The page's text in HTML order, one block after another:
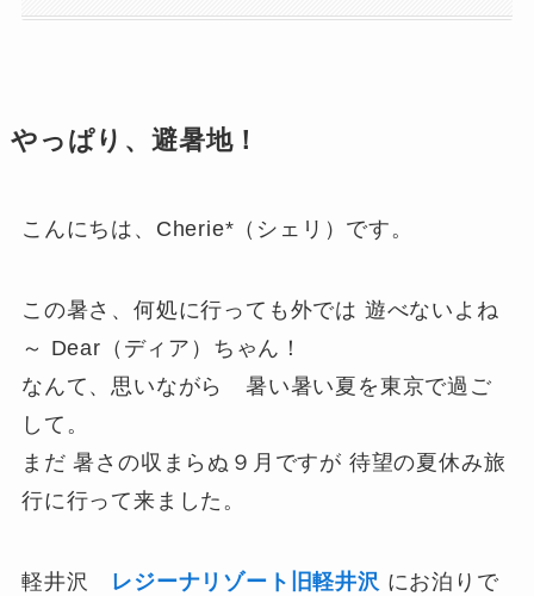
やっぱり、避暑地！
こんにちは、Cherie*（シェリ）です。
この暑さ、何処に行っても外では 遊べないよね
～ Dear（ディア）ちゃん！
なんて、思いながら 暑い暑い夏を東京で過ご
して。
まだ 暑さの収まらぬ９月ですが 待望の夏休み旅
行に行って来ました。
軽井沢 レジーナリゾート旧軽井沢 にお泊りで